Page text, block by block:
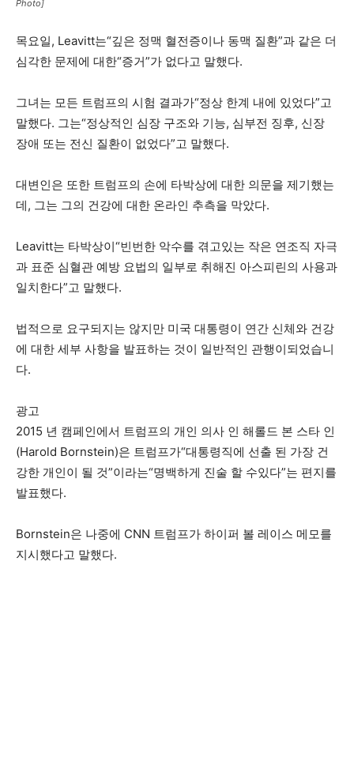
Photo]
목요일, Leavitt는“깊은 정맥 혈전증이나 동맥 질환”과 같은 더
심각한 문제에 대한“증거”가 없다고 말했다.
그녀는 모든 트럼프의 시험 결과가“정상 한계 내에 있었다”고
말했다. 그는“정상적인 심장 구조와 기능, 심부전 징후, 신장
장애 또는 전신 질환이 없었다”고 말했다.
대변인은 또한 트럼프의 손에 타박상에 대한 의문을 제기했는
데, 그는 그의 건강에 대한 온라인 추측을 막았다.
Leavitt는 타박상이“빈번한 악수를 겪고있는 작은 연조직 자극
과 표준 심혈관 예방 요법의 일부로 취해진 아스피린의 사용과
일치한다”고 말했다.
법적으로 요구되지는 않지만 미국 대통령이 연간 신체와 건강
에 대한 세부 사항을 발표하는 것이 일반적인 관행이되었습니
다.
광고
2015 년 캠페인에서 트럼프의 개인 의사 인 해롤드 본 스타 인
(Harold Bornstein)은 트럼프가“대통령직에 선출 된 가장 건
강한 개인이 될 것”이라는“명백하게 진술 할 수있다”는 편지를
발표했다.
Bornstein은 나중에 CNN 트럼프가 하이퍼 볼 레이스 메모를
지시했다고 말했다.